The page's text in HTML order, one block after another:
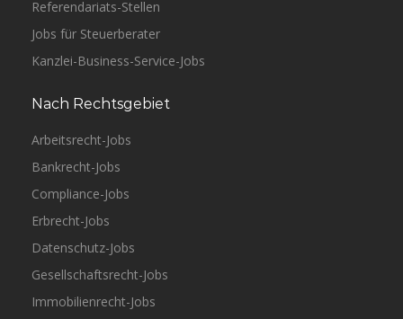
Referendariats-Stellen
Jobs für Steuerberater
Kanzlei-Business-Service-Jobs
Nach Rechtsgebiet
Arbeitsrecht-Jobs
Bankrecht-Jobs
Compliance-Jobs
Erbrecht-Jobs
Datenschutz-Jobs
Gesellschaftsrecht-Jobs
Immobilienrecht-Jobs